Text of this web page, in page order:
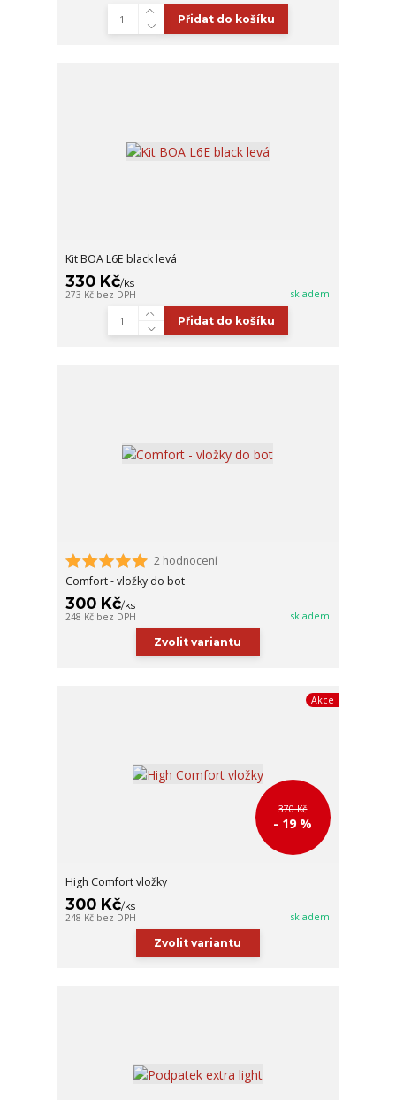
Přidat do košíku
Kit BOA L6E black levá
330 Kč/ks
273 Kč bez DPH skladem
Přidat do košíku
2 hodnocení
Comfort - vložky do bot
300 Kč/ks
248 Kč bez DPH skladem
Zvolit variantu
Akce
370 Kč
- 19 %
High Comfort vložky
300 Kč/ks
248 Kč bez DPH skladem
Zvolit variantu